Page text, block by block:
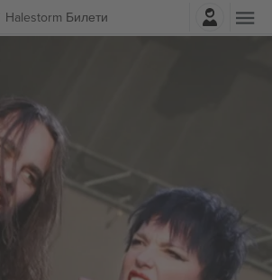
Halestorm БилетиНајави се